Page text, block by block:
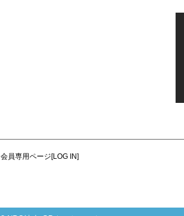
会員専用ページ[LOG IN]